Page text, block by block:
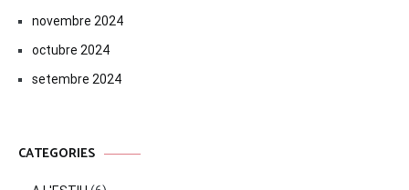
novembre 2024
octubre 2024
setembre 2024
CATEGORIES